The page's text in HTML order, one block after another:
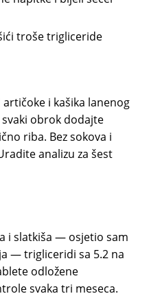
troše trigliceride
i kašika lanenog
obrok dodajte
riba. Bez sokova i
analizu za šest
i slatkiša — osjetio sam
— trigliceridi sa 5.2 na
odložene
svaka tri meseca.